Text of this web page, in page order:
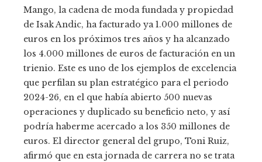
Mango, la cadena de moda fundada y propiedad
de Isak Andic, ha facturado ya 1.000 millones de
euros en los próximos tres años y ha alcanzado
los 4.000 millones de euros de facturación en un
trienio. Este es uno de los ejemplos de excelencia
que perfilan su plan estratégico para el periodo
2024-26, en el que había abierto 500 nuevas
operaciones y duplicado su beneficio neto, y así
podría haberme acercado a los 350 millones de
euros. El director general del grupo, Toni Ruiz,
afirmó que en esta jornada de carrera no se trata